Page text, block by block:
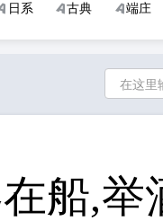
日系 古典 端庄
船,举